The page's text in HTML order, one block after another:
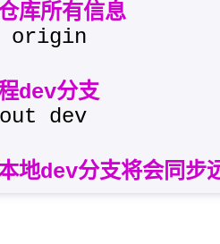
库所有信息
origin
dev分支
dev
地dev分支将会同步